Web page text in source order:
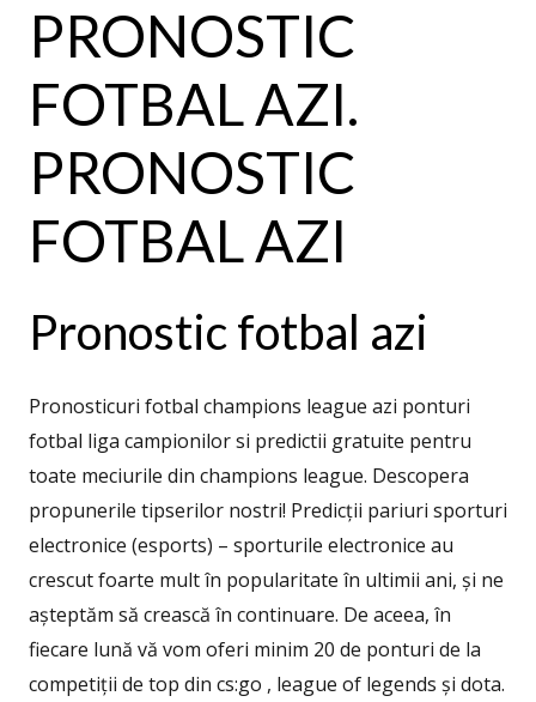
PRONOSTIC
FOTBAL AZI.
PRONOSTIC
FOTBAL AZI
Pronostic fotbal azi
Pronosticuri fotbal champions league azi ponturi
fotbal liga campionilor si predictii gratuite pentru
toate meciurile din champions league. Descopera
propunerile tipserilor nostri! Predicții pariuri sporturi
electronice (esports) – sporturile electronice au
crescut foarte mult în popularitate în ultimii ani, și ne
așteptăm să crească în continuare. De aceea, în
fiecare lună vă vom oferi minim 20 de ponturi de la
competiții de top din cs:go , league of legends și dota.